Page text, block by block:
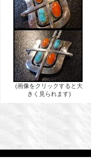
(画像をクリックすると大
きく見られます)